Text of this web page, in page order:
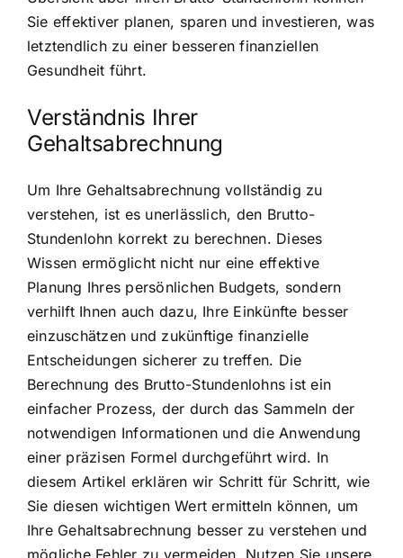
Sie effektiver planen, sparen und investieren, was
letztendlich zu einer besseren finanziellen
Gesundheit führt.
Verständnis Ihrer
Gehaltsabrechnung
Um Ihre Gehaltsabrechnung vollständig zu
verstehen, ist es unerlässlich, den Brutto-
Stundenlohn korrekt zu berechnen. Dieses
Wissen ermöglicht nicht nur eine effektive
Planung Ihres persönlichen Budgets, sondern
verhilft Ihnen auch dazu, Ihre Einkünfte besser
einzuschätzen und zukünftige finanzielle
Entscheidungen sicherer zu treffen. Die
Berechnung des Brutto-Stundenlohns ist ein
einfacher Prozess, der durch das Sammeln der
notwendigen Informationen und die Anwendung
einer präzisen Formel durchgeführt wird. In
diesem Artikel erklären wir Schritt für Schritt, wie
Sie diesen wichtigen Wert ermitteln können, um
Ihre Gehaltsabrechnung besser zu verstehen und